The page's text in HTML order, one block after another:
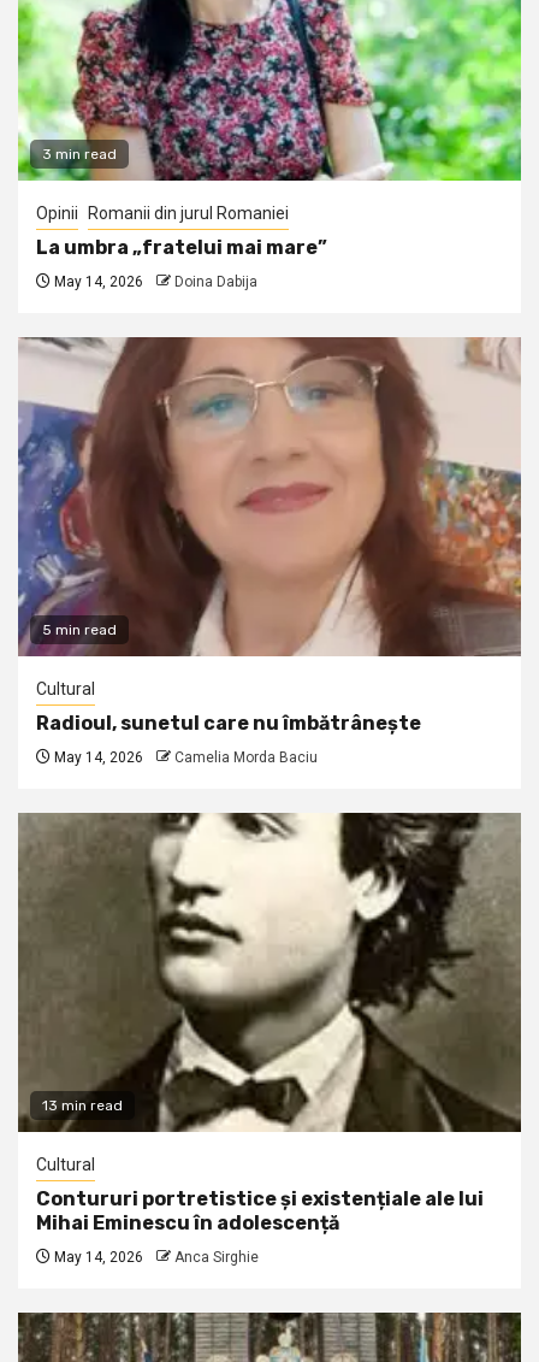
3 min read
Opinii Romanii din jurul Romaniei
La umbra „fratelui mai mare”
May 14, 2026 Doina Dabija
5 min read
Cultural
Radioul, sunetul care nu îmbătrânește
May 14, 2026 Camelia Morda Baciu
13 min read
Cultural
Contururi portretistice și existențiale ale lui
Mihai Eminescu în adolescență
May 14, 2026 Anca Sirghie